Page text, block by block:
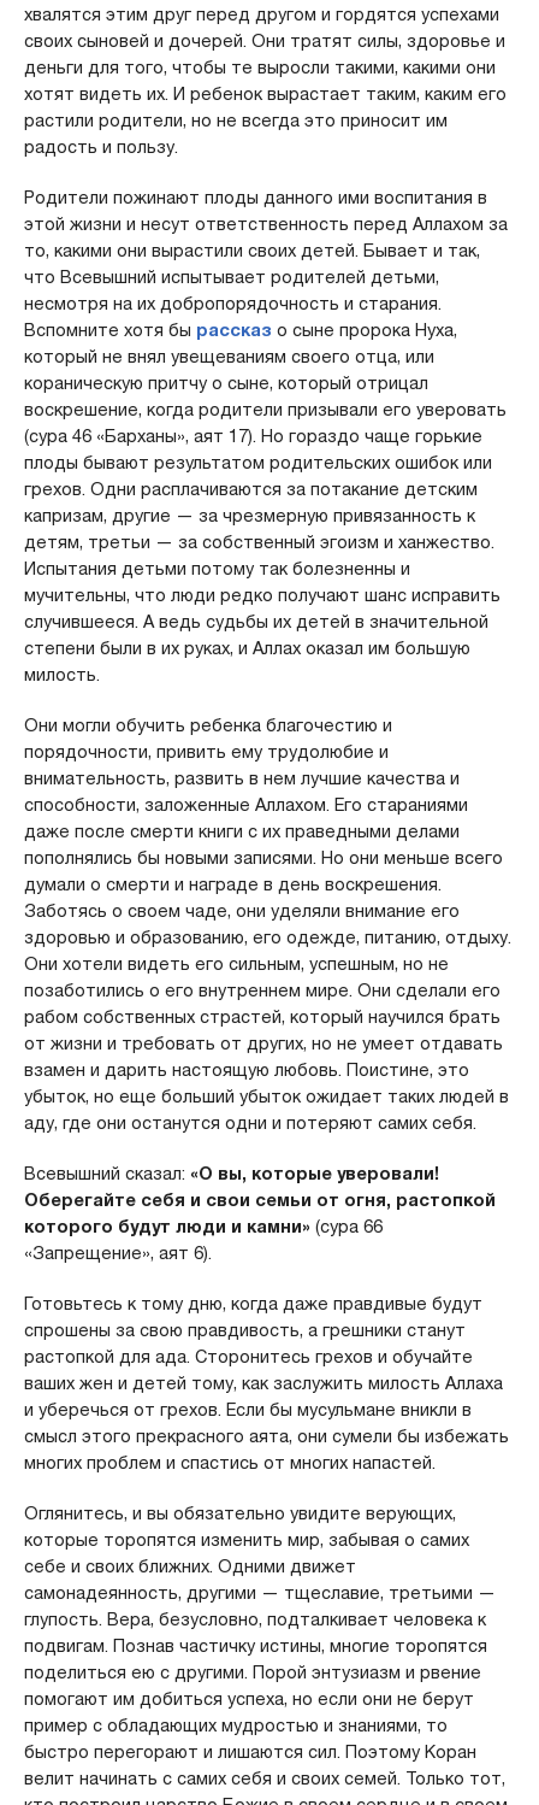
хвалятся этим друг перед другом и гордятся успехами
своих сыновей и дочерей. Они тратят силы, здоровье и
деньги для того, чтобы те выросли такими, какими они
хотят видеть их. И ребенок вырастает таким, каким его
растили родители, но не всегда это приносит им
радость и пользу.
Родители пожинают плоды данного ими воспитания в
этой жизни и несут ответственность перед Аллахом за
то, какими они вырастили своих детей. Бывает и так,
что Всевышний испытывает родителей детьми,
несмотря на их добропорядочность и старания.
Вспомните хотя бы рассказ о сыне пророка Нуха,
который не внял увещеваниям своего отца, или
кораническую притчу о сыне, который отрицал
воскрешение, когда родители призывали его уверовать
(сура 46 «Барханы», аят 17). Но гораздо чаще горькие
плоды бывают результатом родительских ошибок или
грехов. Одни расплачиваются за потакание детским
капризам, другие — за чрезмерную привязанность к
детям, третьи — за собственный эгоизм и ханжество.
Испытания детьми потому так болезненны и
мучительны, что люди редко получают шанс исправить
случившееся. А ведь судьбы их детей в значительной
степени были в их руках, и Аллах оказал им большую
милость.
Они могли обучить ребенка благочестию и
порядочности, привить ему трудолюбие и
внимательность, развить в нем лучшие качества и
способности, заложенные Аллахом. Его стараниями
даже после смерти книги с их праведными делами
пополнялись бы новыми записями. Но они меньше всего
думали о смерти и награде в день воскрешения.
Заботясь о своем чаде, они уделяли внимание его
здоровью и образованию, его одежде, питанию, отдыху.
Они хотели видеть его сильным, успешным, но не
позаботились о его внутреннем мире. Они сделали его
рабом собственных страстей, который научился брать
от жизни и требовать от других, но не умеет отдавать
взамен и дарить настоящую любовь. Поистине, это
убыток, но еще больший убыток ожидает таких людей в
аду, где они останутся одни и потеряют самих себя.
Всевышний сказал: «О вы, которые уверовали!
Оберегайте себя и свои семьи от огня, растопкой
которого будут люди и камни» (сура 66
«Запрещение», аят 6).
Готовьтесь к тому дню, когда даже правдивые будут
спрошены за свою правдивость, а грешники станут
растопкой для ада. Сторонитесь грехов и обучайте
ваших жен и детей тому, как заслужить милость Аллаха
и уберечься от грехов. Если бы мусульмане вникли в
смысл этого прекрасного аята, они сумели бы избежать
многих проблем и спастись от многих напастей.
Оглянитесь, и вы обязательно увидите верующих,
которые торопятся изменить мир, забывая о самих
себе и своих ближних. Одними движет
самонадеянность, другими — тщеславие, третьими —
глупость. Вера, безусловно, подталкивает человека к
подвигам. Познав частичку истины, многие торопятся
поделиться ею с другими. Порой энтузиазм и рвение
помогают им добиться успеха, но если они не берут
пример с обладающих мудростью и знаниями, то
быстро перегорают и лишаются сил. Поэтому Коран
велит начинать с самих себя и своих семей. Только тот,